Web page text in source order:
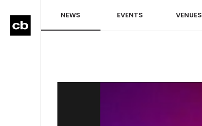
NEWS EVENTS VENUES